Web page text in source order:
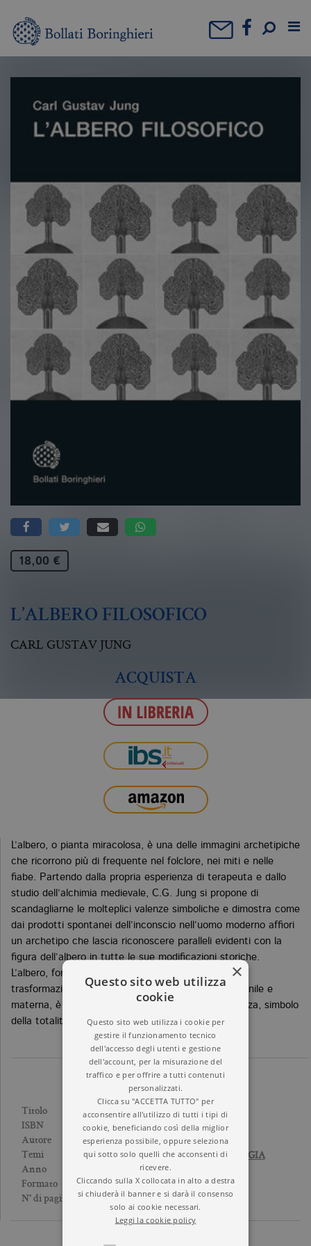
18,00 €
L’ALBERO FILOSOFICO
CARL GUSTAV JUNG
ACQUISTA
L’albero, o pianta miracolosa, è una delle immagini archetipiche
che ricorrono più di frequente nel folclore, nei miti e nelle
fiabe. Partendo dalla propria esperienza di terapeuta e dallo
studio dell’alchimia medievale, C.G. Jung si propone di
scandagliarne le molteplici valenze simboliche e dimostra come
dai prodotti spontanei dell’inconscio nell’uomo moderno affiori
un archetipo che lascia riconoscere paralleli evidenti con la
figura dell’albero in tutte le sue modificazioni storiche.
L’albero, fonte di vita e di protezione, luogo della
trasformazione e del rinnovamento, di natura femminile e
materna, è l’albero della saggezza e della conoscenza, simbolo
della totalità del Sé.
Titolo L’ALBERO FILOSOFICO
ISBN 9788833935508
Autore CARL GUSTAV JUNG
Temi PSICOANALISI E PSICOLOGIA
Anno 2020
Formato Brossura
N° di pagine 160
×
Questo sito web utilizza
cookie
Questo sito web utilizza i cookie per
gestire il funzionamento tecnico
dell'accesso degli utenti e gestione
dell'account, per la misurazione del
traffico e per offrire a tutti contenuti
personalizzati.
Clicca su "ACCETTA TUTTO" per
acconsentire all'utilizzo di tutti i tipi di
cookie, beneficiando così della miglior
esperienza possibile, oppure seleziona
qui sotto solo quelli che acconsenti di
ricevere.
Cliccando sulla X collocata in alto a destra
si chiuderà il banner e si darà il consenso
solo ai cookie necessari.
Leggi la cookie policy